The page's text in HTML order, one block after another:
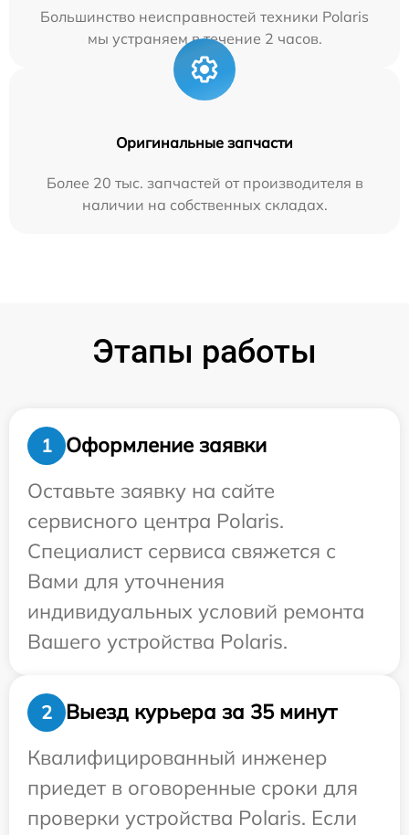
Большинство неисправностей техники Polaris
мы устраняем в течение 2 часов.
Оригинальные запчасти
Более 20 тыс. запчастей от производителя в
наличии на собственных складах.
Этапы работы
1
Оформление заявки
Оставьте заявку на сайте
сервисного центра Polaris.
Специалист сервиса свяжется с
Вами для уточнения
индивидуальных условий ремонта
Вашего устройства Polaris.
2
Выезд курьера за 35 минут
Квалифицированный инженер
приедет в оговоренные сроки для
проверки устройства Polaris. Если